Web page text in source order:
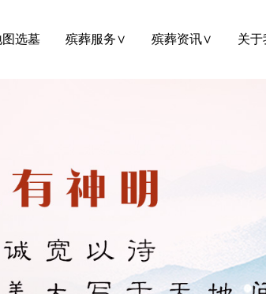
选墓 殡葬服务∨ 殡葬资讯∨ 关于